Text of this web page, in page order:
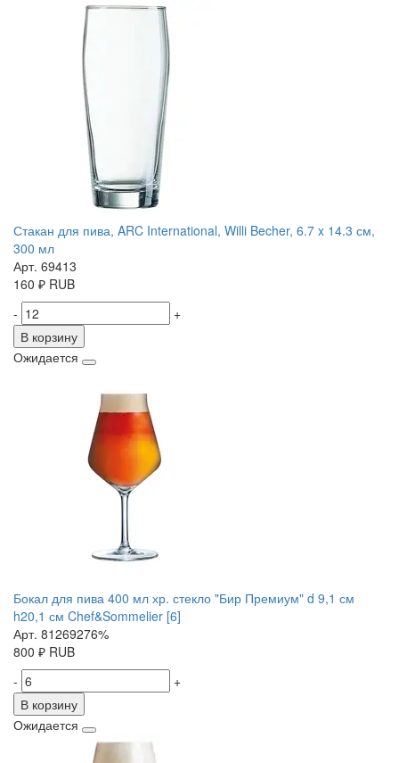
Стакан для пива, ARC International, Willi Becher, 6.7 x 14.3 см,
300 мл
Арт. 69413
160 ₽ RUB
-
+
В корзину
Ожидается
Бокал для пива 400 мл хр. стекло "Бир Премиум" d 9,1 см
h20,1 см Chef&Sommelier [6]
Арт. 81269276%
800 ₽ RUB
-
+
В корзину
Ожидается